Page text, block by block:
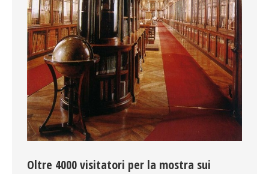
Oltre 4000 visitatori per la mostra sui